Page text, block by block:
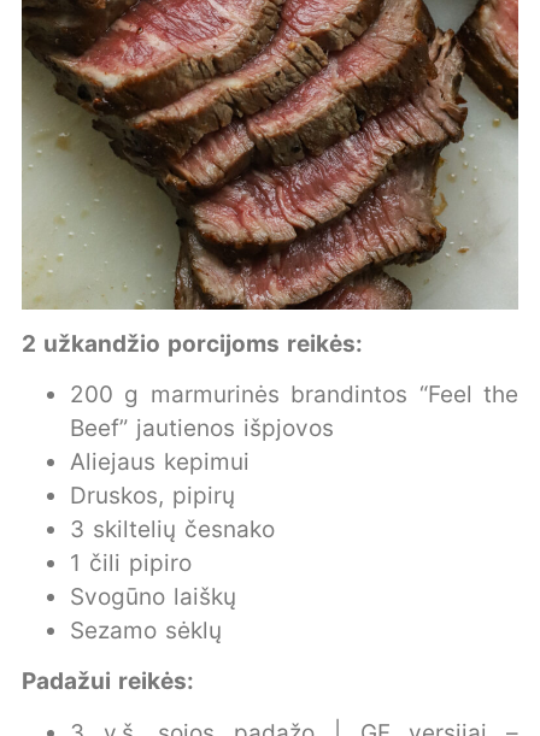
2 užkandžio porcijoms reikės:
200 g marmurinės brandintos “Feel the
Beef” jautienos išpjovos
Aliejaus kepimui
Druskos, pipirų
3 skiltelių česnako
1 čili pipiro
Svogūno laiškų
Sezamo sėklų
Padažui reikės: